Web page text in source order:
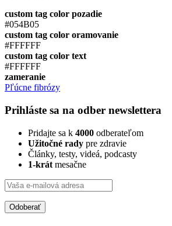
custom tag color pozadie
#054B05
custom tag color oramovanie
#FFFFFF
custom tag color text
#FFFFFF
zameranie
Pľúcne fibrózy
Prihláste sa na odber newslettera
Pridajte sa k 4000 odberateľom
Užitočné rady pre zdravie
Články, testy, videá, podcasty
1-krát mesačne
Odoberať